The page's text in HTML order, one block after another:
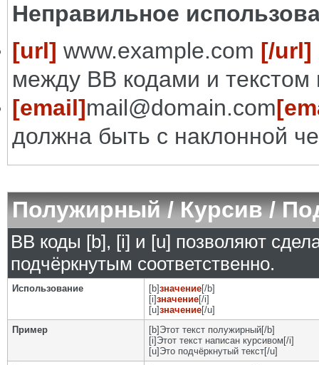
Неправильное
[url] www.example.com [/url]
между BB кодами и текстом
[email]mail@domain.com
должна быть с наклонной
Полужирный / Курсив /
BB коды [b], [i] и [u] позволяют
подчёркнутым соответственно.
Использование [b]значение[/b]
[i]значение[/i]
[u]значение[/u]
Пример
[b]Этот текст полужирный[/b]
[i]Этот текст написан курсивом[/i]
[u]Это подчёркнутый текст[/u]